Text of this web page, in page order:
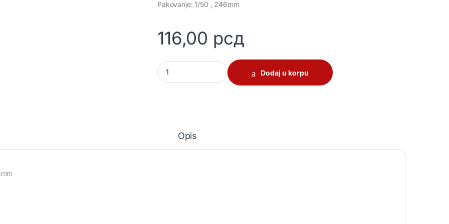
Pakovanje: 1/50 , 246mm
116,00 рсд
Klizač za fioke h=17mm quantity
Dodaj u korpu
Opis